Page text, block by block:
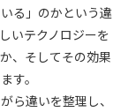
る」のかという違
いテクノロジーを
、そしてその効果
す。
ら違いを整理し、